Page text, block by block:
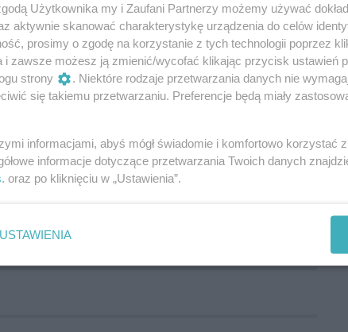
w Radomiu, na swoim profilu na Facebooku
Wcześniej, dziennikarz Nowa.Tv pod
się na jednym z dostępnych w internecie
od zatrzymanego obecnie mężczyzny.
18.55 na antenie Nowa.TV.
znajdziesz na profilu CoZaDzien.pl na
Użytkownika my i Zaufani Partnerzy możemy używać
aktywnie skanować charakterystykę urządzenia do celów
prosimy o zgodę na korzystanie z tych technologii poprzez
i zawsze możesz ją zmienić/wycofać klikając przycisk ustawień
strony
. Niektóre rodzaje przetwarzania danych nie
się takiemu przetwarzaniu. Preferencje będą miały
informacjami, abyś mógł świadomie i komfortowo korzystać
informacje dotyczące przetwarzania Twoich danych
. oraz po kliknięciu w „Ustawienia”.
USTAWIENIA